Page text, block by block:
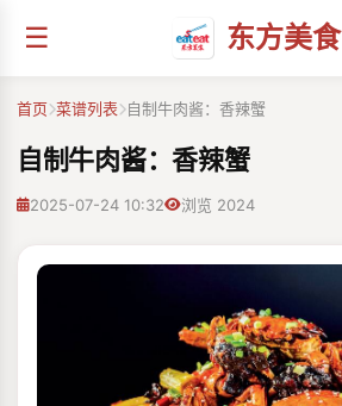
☰ 东方美食
首页 菜谱列表 自制牛肉酱：香辣蟹
自制牛肉酱：香辣蟹
2025-07-24 10:32 浏览 2024